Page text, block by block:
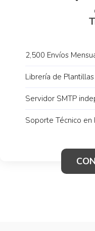
2,500 Envíos
Librería de Plantillas
Servidor SMTP
Soporte Técnico en